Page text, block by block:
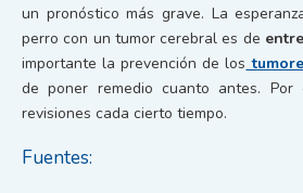
un pronóstico más grave. La
perro con un tumor cerebral es de
importante la prevención de los
de poner remedio cuanto antes.
revisiones cada cierto tiempo.
Fuentes: